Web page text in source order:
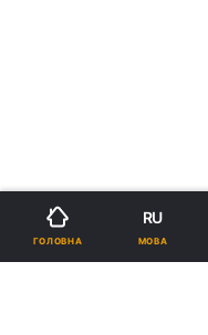
ГОЛОВНА
RU
МОВА